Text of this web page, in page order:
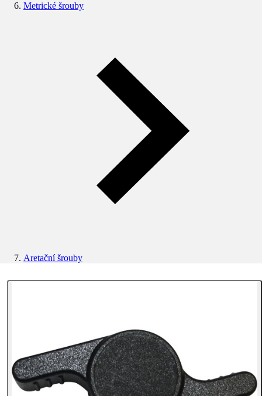
Metrické šrouby
Aretační šrouby